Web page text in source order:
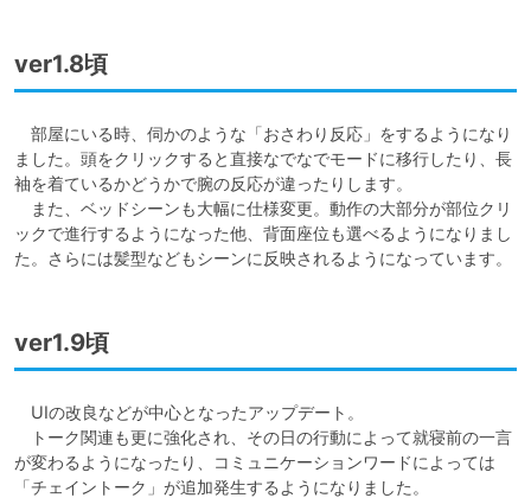
ver1.8頃
部屋にいる時、伺かのような「おさわり反応」をするようになり
ました。頭をクリックすると直接なでなでモードに移行したり、長
袖を着ているかどうかで腕の反応が違ったりします。
また、ベッドシーンも大幅に仕様変更。動作の大部分が部位クリ
ックで進行するようになった他、背面座位も選べるようになりまし
た。さらには髪型などもシーンに反映されるようになっています。
ver1.9頃
UIの改良などが中心となったアップデート。
トーク関連も更に強化され、その日の行動によって就寝前の一言
が変わるようになったり、コミュニケーションワードによっては
「チェイントーク」が追加発生するようになりました。